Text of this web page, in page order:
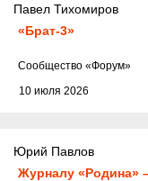
Павел Тихомиров
«Брат-3»
10 июля 2026
Cообщество «Форум»
Юрий Павлов
Журналу «Родина»